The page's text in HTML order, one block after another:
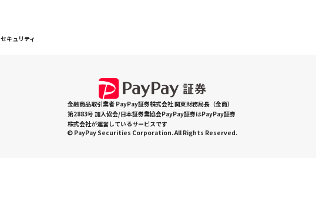
セキュリティ
金融商品取引業者 PayPay証券株式会社 関東財務局長（金商）
第2883号 加入協会/日本証券業協会PayPay証券はPayPay証券
株式会社が運営しているサービスです
© PayPay Securities Corporation. All Rights Reserved.